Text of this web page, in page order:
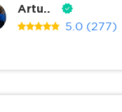
Artu..
5.0 (277)